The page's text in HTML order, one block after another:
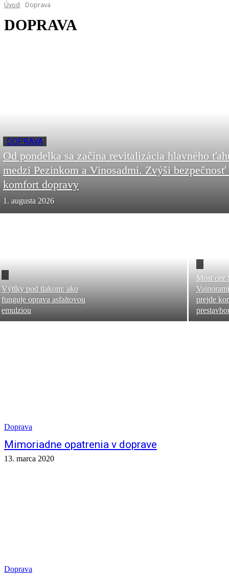
Úvod Doprava
DOPRAVA
DOPRAVA
Od pondelka sa začína revitalizácia hlavného
medzi Pezinkom a Vinosadmi. Zvýši bezpečnosť
komfort dopravy
1. augusta 2026
Výtlky pod tlakom: ako
funguje oprava asfaltovou
emulziou
Most cez
prejde
Doprava
Mimoriadne opatrenia v doprave
13. marca 2020
Doprava